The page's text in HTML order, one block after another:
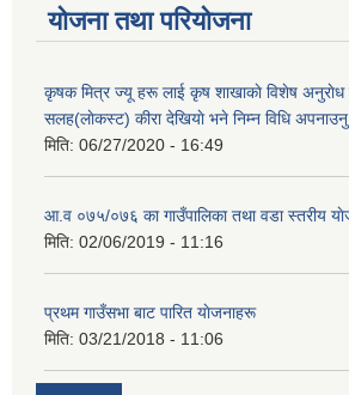
योजना तथा परियोजना
कृषक मित्र ज्यू हरू लाई कृष शाखाकाे विशेष
सलह(लाेकस्ट) कीरा देखियाे भने निम्न विधि अपनाउनु
मिति: 06/27/2020 - 16:49
आ‍.व ०७५/०७६ का गाउँपालिका तथा वडा स्तरीय
मिति: 02/06/2019 - 11:16
प्रथम गाउँसभा बाट पारित याेजनाहरू
मिति: 03/21/2018 - 11:06